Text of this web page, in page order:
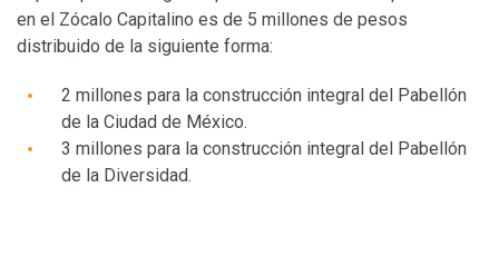
en el Zócalo Capitalino es de 5 millones de pesos
distribuido de la siguiente forma:
2 millones para la construcción integral del Pabellón
de la Ciudad de México.
3 millones para la construcción integral del Pabellón
de la Diversidad.